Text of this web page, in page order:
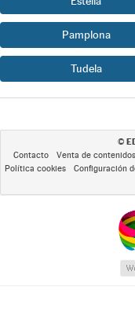
Pamplona
Tudela
©
Contacto Venta de contenidos
Política cookies
Configuración